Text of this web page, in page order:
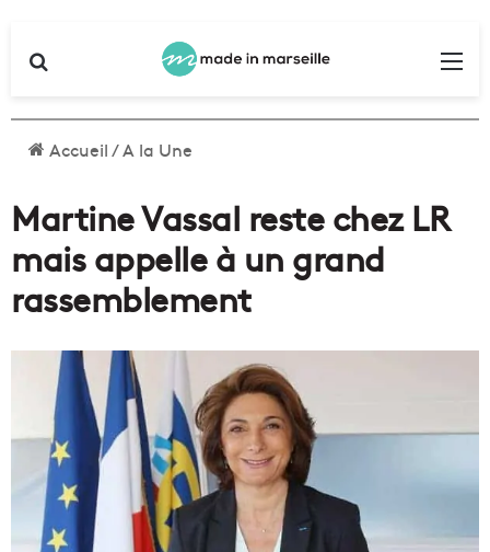
Accueil/A la Une
Martine Vassal reste chez LR
mais appelle à un grand
rassemblement